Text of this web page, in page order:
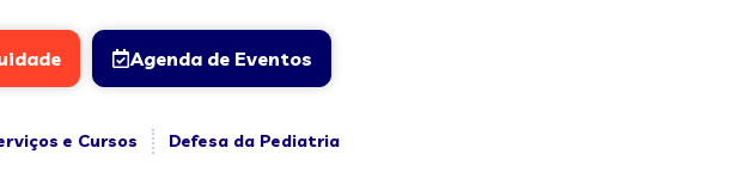
Agenda de Eventos
e Cursos
Defesa da Pediatria